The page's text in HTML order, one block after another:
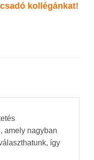
kollégánkat!
amely nagyban
így